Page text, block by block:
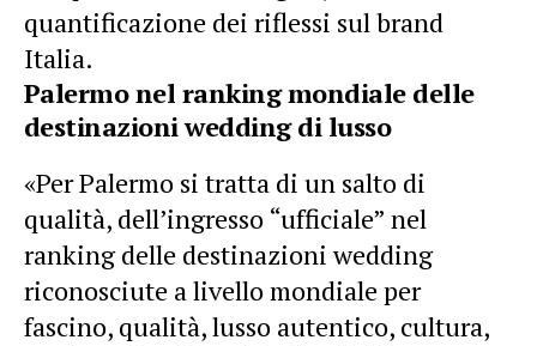
quantificazione dei riflessi sul brand
Italia.
Palermo nel ranking mondiale delle
destinazioni wedding di lusso
«Per Palermo si tratta di un salto di
qualità, dell’ingresso “ufficiale” nel
ranking delle destinazioni wedding
riconosciute a livello mondiale per
fascino, qualità, lusso autentico, cultura,